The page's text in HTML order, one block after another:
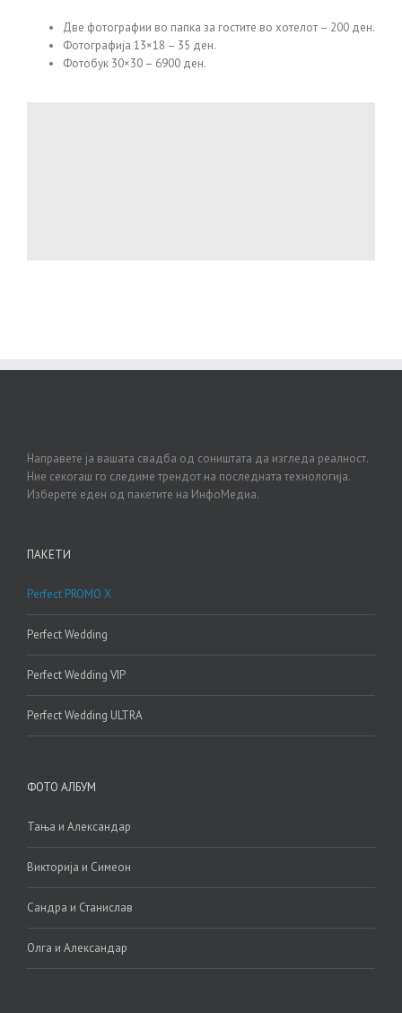
Две фотографии во папка за гостите во хотелот – 200 ден.
Фотографија 13×18 – 35 ден.
Фотобук 30×30 – 6900 ден.
Направете ја вашата свадба од соништата да изгледа реалност.
Ние секогаш го следиме трендот на последната технологија.
Изберете еден од пакетите на ИнфоМедиа.
ПАКЕТИ
Perfect PROMO X
Perfect Wedding
Perfect Wedding VIP
Perfect Wedding ULTRA
ФОТО АЛБУМ
Тања и Александар
Викторија и Симеон
Сандра и Станислав
Олга и Александар